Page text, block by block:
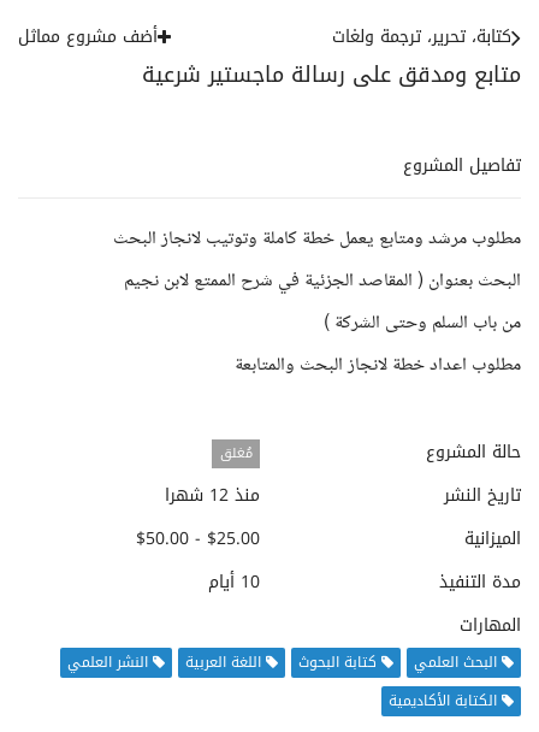
متابع ومدقق على رسالة ماجستير شرعية
كتابة، تحرير، ترجمة ولغات أضف مشروع مماثل
تفاصيل المشروع
مطلوب مرشد ومتابع يعمل خطة كاملة وتوتيب لانجاز البحث
البحث بعنوان ( المقاصد الجزئية في شرح الممتع لابن نجيم
من باب السلم وحتى الشركة )
مطلوب اعداد خطة لانجاز البحث والمتابعة
حالة المشروع مُغلق
تاريخ النشر
منذ 12 شهرا
الميزانية
$25.00 - $50.00
مدة التنفيذ
10 أيام
المهارات
البحث العلمي كتابة البحوث اللغة العربية
النشر العلمي
الكتابة الأكاديمية